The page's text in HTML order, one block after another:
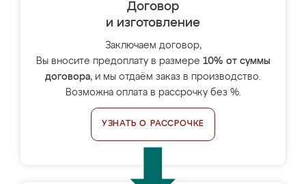
Договор
и изготовление
Заключаем договор,
Вы вносите предоплату в размере 10% от суммы
договора, и мы отдаём заказ в производство.
Возможна оплата в рассрочку без %.
УЗНАТЬ О РАССРОЧКЕ